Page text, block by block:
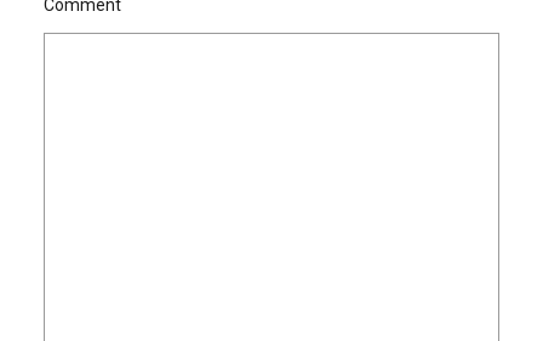
Comment